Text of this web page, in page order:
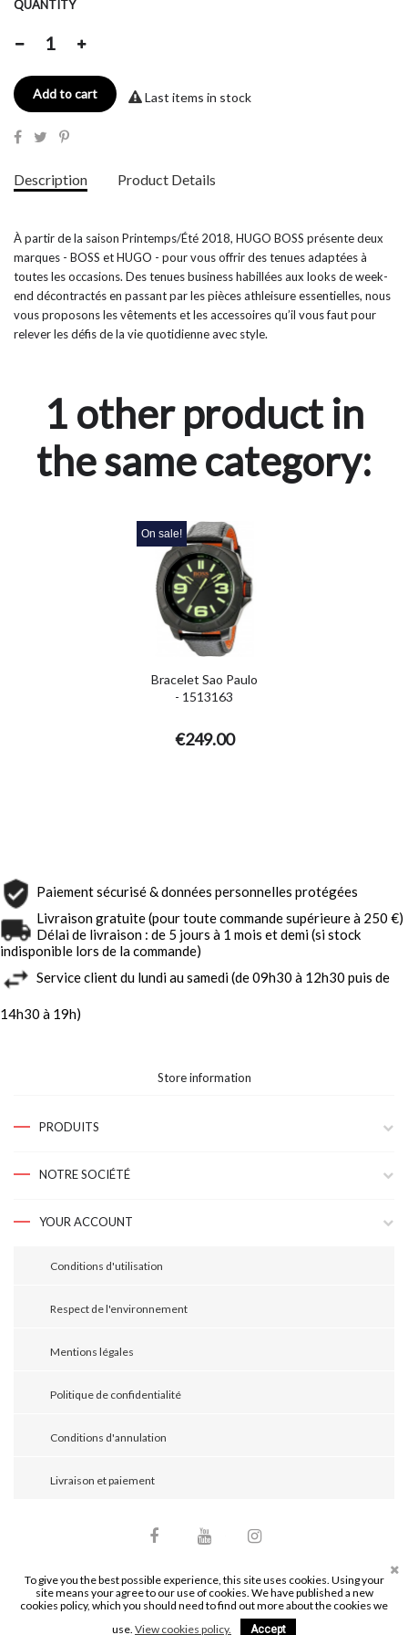
QUANTITY
Add to cart Last items in stock
Description Product Details
À partir de la saison Printemps/Été 2018, HUGO BOSS présente deux
marques - BOSS et HUGO - pour vous offrir des tenues adaptées à
toutes les occasions. Des tenues business habillées aux looks de week-
end décontractés en passant par les pièces athleisure essentielles, nous
vous proposons les vêtements et les accessoires qu’il vous faut pour
relever les défis de la vie quotidienne avec style.
1 other product in
the same category:
Bracelet Sao Paulo
- 1513163
€249.00
On sale!
Paiement sécurisé & données personnelles protégées
Livraison gratuite (pour toute commande supérieure à 250 €)
Délai de livraison : de 5 jours à 1 mois et demi (si stock
indisponible lors de la commande)
Service client du lundi au samedi (de 09h30 à 12h30 puis de
14h30 à 19h)
Store information
PRODUITS
NOTRE SOCIÉTÉ
YOUR ACCOUNT
Conditions d'utilisation
Respect de l'environnement
Mentions légales
Politique de confidentialité
Conditions d'annulation
Livraison et paiement
Facebook YouTube
© 2026 - Mathieu Bijoutier. Tous droits réservés.
Site réalisé par
maximebelaid.com
To give you the best possible experience, this site uses cookies. Using your
site means your agree to our use of cookies. We have published a new
cookies policy, which you should need to find out more about the cookies we
use. View cookies policy. Accept